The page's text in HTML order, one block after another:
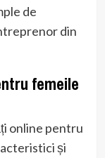
de
din
femeile
online pentru
și